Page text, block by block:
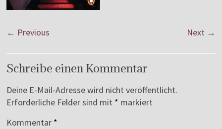
← Previous Next →
Schreibe einen Kommentar
Deine E-Mail-Adresse wird nicht veröffentlicht.
Erforderliche Felder sind mit * markiert
Kommentar *